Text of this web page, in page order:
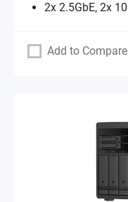
2x 2.5GbE, 2x
Add to Compare